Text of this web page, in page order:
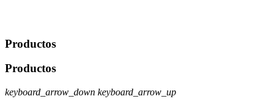
Productos
Productos
keyboard_arrow_down keyboard_arrow_up